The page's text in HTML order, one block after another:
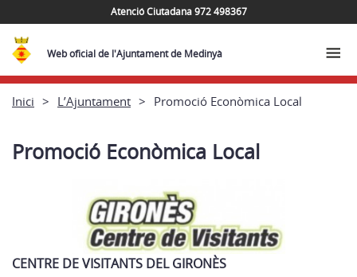
Atenció Ciutadana 972 498367
Web oficial de l'Ajuntament de Medinyà
Inici L’Ajuntament Promoció Econòmica Local
Promoció Econòmica Local
CENTRE DE VISITANTS DEL GIRONÈS